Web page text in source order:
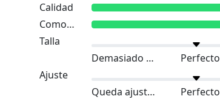
Calidad
Comodidad
Talla
Demasiado pequeño
Perfecto
Ajuste
Queda ajustado
Perfecto